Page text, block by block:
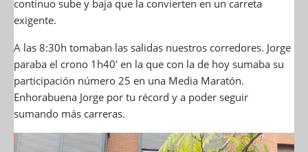
continuo sube y baja que la convierten en un carreta
exigente.
A las 8:30h tomaban las salidas nuestros corredores. Jorge
paraba el crono 1h40′ en la que con la de hoy sumaba su
participación número 25 en una Media Maratón.
Enhorabuena Jorge por tu récord y a poder seguir
sumando más carreras.